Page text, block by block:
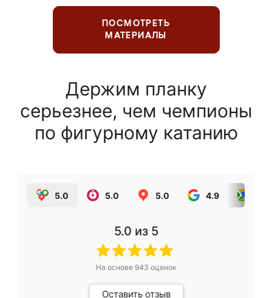
ПОСМОТРЕТЬ
МАТЕРИАЛЫ
Держим планку
серьезнее, чем чемпионы
по фигурному катанию
5.0 5.0 5.0 4.9
5.0 из 5
На основе 943 оценок
Оставить отзыв